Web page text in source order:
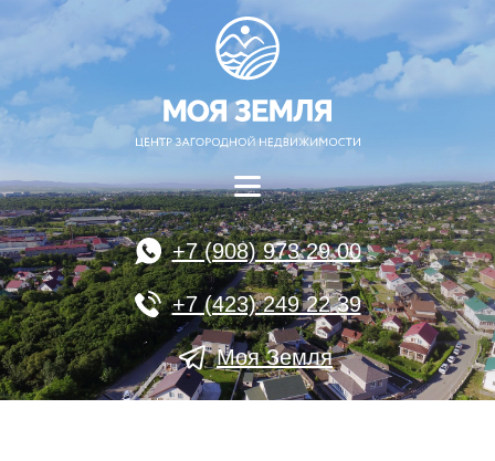
+7 (908) 973 29 00
+7 (423) 249 22 39
Моя Земля